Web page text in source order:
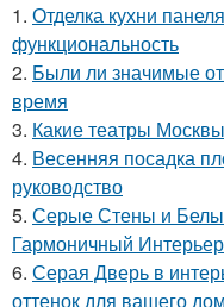
1. Отделка кухни
функциональность
2. Были ли значимые
время
3. Какие театры
4. Весенняя посадка
руководство
5. Серые Стены и
Гармоничный Интерьер
6. Серая Дверь в
оттенок для вашего